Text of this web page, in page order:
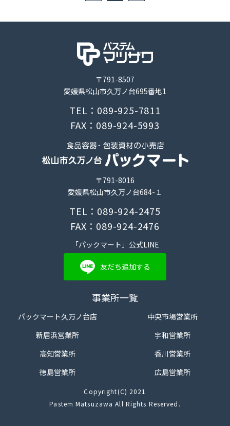
ペ
〒791-8507
愛媛県松山市久万ノ台695番地1
TEL：089-925-7811
FAX：089-924-5993
〒791-8016
愛媛県松山市久万ノ台684-１
TEL：089-924-2475
FAX：089-924-2476
「パックマート」公式LINE
友だち追加する
事業所一覧
パックマート久万ノ台店
中央市場営業所
新居浜営業所
宇和営業所
高知営業所
香川営業所
徳島営業所
広島営業所
Copyright(C) 2021
Pastem Matsuzawa All Rights Reserved.